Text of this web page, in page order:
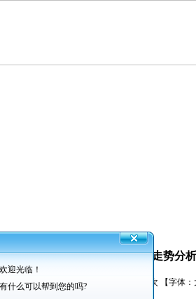
期猪肉不断上涨的原因及未来走势分析
网业 发布时间：2017/8/21 阅读： 次 【字体：
迎光临！
什么可以帮到您的吗?